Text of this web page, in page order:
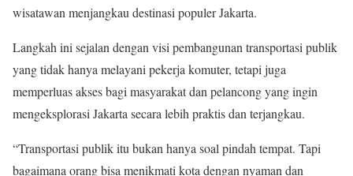
wisatawan menjangkau destinasi populer Jakarta.
Langkah ini sejalan dengan visi pembangunan transportasi publik
yang tidak hanya melayani pekerja komuter, tetapi juga
memperluas akses bagi masyarakat dan pelancong yang ingin
mengeksplorasi Jakarta secara lebih praktis dan terjangkau.
“Transportasi publik itu bukan hanya soal pindah tempat. Tapi
bagaimana orang bisa menikmati kota dengan nyaman dan